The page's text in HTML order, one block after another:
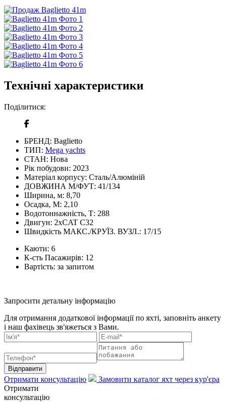
Технічні характеристики
Поділитися:
БРЕНД: Baglietto
ТИП: Mega yachts
СТАН: Нова
Рік побудови: 2023
Матеріал корпусу: Сталь/Алюміній
ДОВЖИНА М/ФУТ: 41/134
Ширина, м: 8,70
Осадка, М: 2,10
Водотоннажність, Т: 288
Двигун: 2xCAT C32
Швидкість МАКС./КРУЇЗ. ВУЗЛ.: 17/15
Каюти: 6
К-сть Пасажирів: 12
Вартість: за запитом
Запросити детальну інформацію
Для отримання додаткової інформації по яхті, заповніть анкету
і наш фахівець зв'яжеться з Вами.
Відправити
Отримати консультацію
Замовити каталог яхт через кур'єра
Отримати
консультацію